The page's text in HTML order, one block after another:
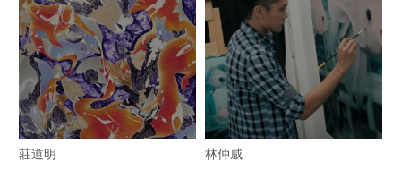
莊道明 林仲威